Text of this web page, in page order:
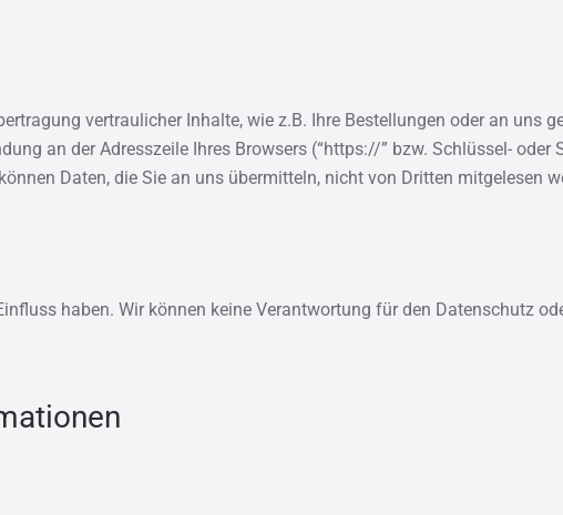
vertraulicher Inhalte, wie z.B. Ihre Bestellungen oder an uns
an der Adresszeile Ihres Browsers (“https://” bzw. Schlüssel- oder
Daten, die Sie an uns übermitteln, nicht von Dritten mitgelesen
haben. Wir können keine Verantwortung für den Datenschutz